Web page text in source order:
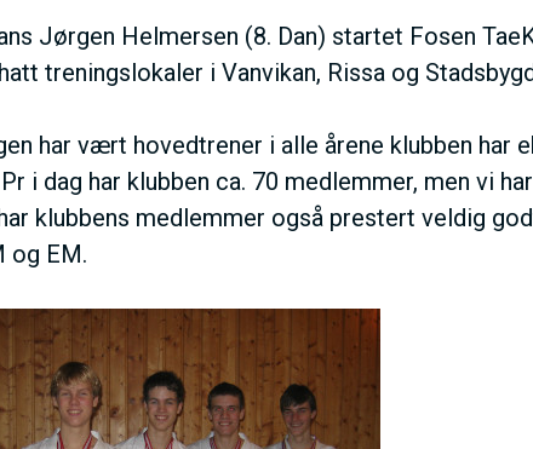
A
C
T
I
V
Jørgen Helmersen (8. Dan) startet Fosen
treningslokaler i Vanvikan, Rissa og
har vært hovedtrener i alle årene klubben har
i dag har klubben ca. 70 medlemmer, men vi
klubbens medlemmer også prestert veldig
og EM.